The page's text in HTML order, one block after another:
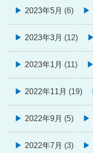
2023年5月 (6)
2023年3月 (12)
2023年1月 (11)
2022年11月 (19)
2022年9月 (5)
2022年7月 (3)